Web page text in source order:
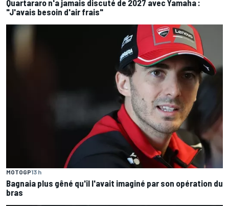
Quartararo n'a jamais discuté de 2027 avec Yamaha :
"J'avais besoin d'air frais"
MOTOGP13 h
Bagnaia plus gêné qu'il l'avait imaginé par son opération du
bras